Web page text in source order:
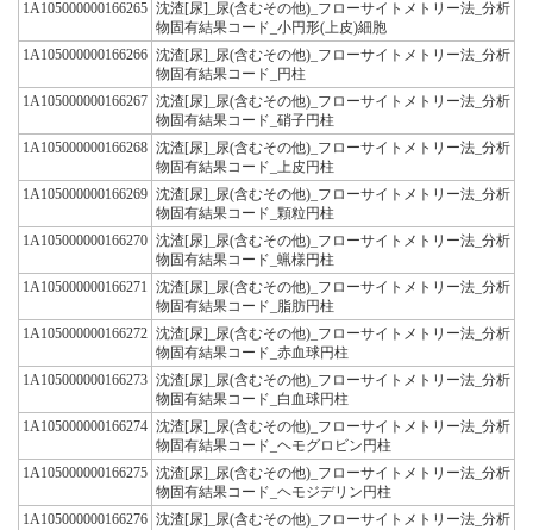
1A105000000166265 沈渣[尿]_尿(含むその他)_フローサイトメトリー法_分析
物固有結果コード_小円形(上皮)細胞
1A105000000166266 沈渣[尿]_尿(含むその他)_フローサイトメトリー法_分析
物固有結果コード_円柱
1A105000000166267 沈渣[尿]_尿(含むその他)_フローサイトメトリー法_分析
物固有結果コード_硝子円柱
1A105000000166268 沈渣[尿]_尿(含むその他)_フローサイトメトリー法_分析
物固有結果コード_上皮円柱
1A105000000166269 沈渣[尿]_尿(含むその他)_フローサイトメトリー法_分析
物固有結果コード_顆粒円柱
1A105000000166270 沈渣[尿]_尿(含むその他)_フローサイトメトリー法_分析
物固有結果コード_蝋様円柱
1A105000000166271
沈渣[尿]_尿(含むその他)_フローサイトメトリー法_分析
物固有結果コード_脂肪円柱
1A105000000166272 沈渣[尿]_尿(含むその他)_フローサイトメトリー法_分析
物固有結果コード_赤血球円柱
1A105000000166273 沈渣[尿]_尿(含むその他)_フローサイトメトリー法_分析
物固有結果コード_白血球円柱
1A105000000166274 沈渣[尿]_尿(含むその他)_フローサイトメトリー法_分析
物固有結果コード_ヘモグロビン円柱
1A105000000166275 沈渣[尿]_尿(含むその他)_フローサイトメトリー法_分析
物固有結果コード_ヘモジデリン円柱
1A105000000166276 沈渣[尿]_尿(含むその他)_フローサイトメトリー法_分析